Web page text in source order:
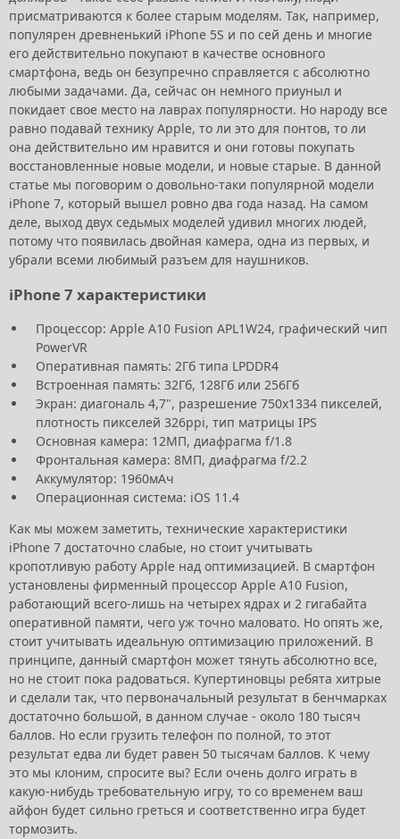
присматриваются к более старым моделям. Так, например,
популярен древненький iPhone 5S и по сей день и многие
его действительно покупают в качестве основного
смартфона, ведь он безупречно справляется с абсолютно
любыми задачами. Да, сейчас он немного приуныл и
покидает свое место на лаврах популярности. Но народу все
равно подавай технику Apple, то ли это для понтов, то ли
она действительно им нравится и они готовы покупать
восстановленные новые модели, и новые старые. В данной
статье мы поговорим о довольно-таки популярной модели
iPhone 7, который вышел ровно два года назад. На самом
деле, выход двух седьмых моделей удивил многих людей,
потому что появилась двойная камера, одна из первых, и
убрали всеми любимый разъем для наушников.
iPhone 7 характеристики
Процессор: Apple A10 Fusion APL1W24, графический чип
PowerVR
Оперативная память: 2Гб типа LPDDR4
Встроенная память: 32Гб, 128Гб или 256Гб
Экран: диагональ 4,7", разрешение 750х1334 пикселей,
плотность пикселей 326ppi, тип матрицы IPS
Основная камера: 12МП, диафрагма f/1.8
Фронтальная камера: 8МП, диафрагма f/2.2
Аккумулятор: 1960мАч
Операционная система: iOS 11.4
Как мы можем заметить, технические характеристики
iPhone 7 достаточно слабые, но стоит учитывать
кропотливую работу Apple над оптимизацией. В смартфон
установлены фирменный процессор Apple A10 Fusion,
работающий всего-лишь на четырех ядрах и 2 гигабайта
оперативной памяти, чего уж точно маловато. Но опять же,
стоит учитывать идеальную оптимизацию приложений. В
принципе, данный смартфон может тянуть абсолютно все,
но не стоит пока радоваться. Купертиновцы ребята хитрые
и сделали так, что первоначальный результат в бенчмарках
достаточно большой, в данном случае - около 180 тысяч
баллов. Но если грузить телефон по полной, то этот
результат едва ли будет равен 50 тысячам баллов. К чему
это мы клоним, спросите вы? Если очень долго играть в
какую-нибудь требовательную игру, то со временем ваш
айфон будет сильно греться и соответственно игра будет
тормозить.